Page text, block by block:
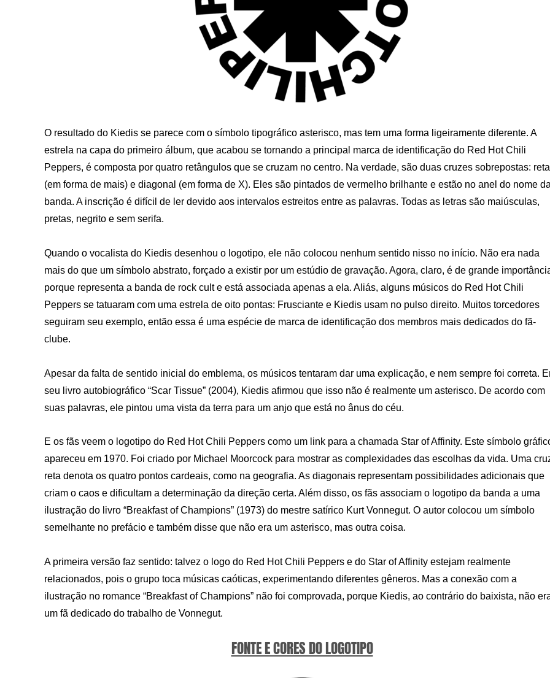
O resultado do Kiedis se parece com o símbolo tipográfico asterisco, mas tem uma forma ligeiramente diferente. A
estrela na capa do primeiro álbum, que acabou se tornando a principal marca de identificação do Red Hot Chili
Peppers, é composta por quatro retângulos que se cruzam no centro. Na verdade, são duas cruzes sobrepostas: reta
(em forma de mais) e diagonal (em forma de X). Eles são pintados de vermelho brilhante e estão no anel do nome
banda. A inscrição é difícil de ler devido aos intervalos estreitos entre as palavras. Todas as letras são maiúsculas,
pretas, negrito e sem serifa.
Quando o vocalista do Kiedis desenhou o logotipo, ele não colocou nenhum sentido nisso no início. Não era nada
mais do que um símbolo abstrato, forçado a existir por um estúdio de gravação. Agora, claro, é de grande
porque representa a banda de rock cult e está associada apenas a ela. Aliás, alguns músicos do Red Hot Chili
Peppers se tatuaram com uma estrela de oito pontas: Frusciante e Kiedis usam no pulso direito. Muitos torcedores
seguiram seu exemplo, então essa é uma espécie de marca de identificação dos membros mais dedicados do fã-
clube.
Apesar da falta de sentido inicial do emblema, os músicos tentaram dar uma explicação, e nem sempre foi correta.
seu livro autobiográfico “Scar Tissue” (2004), Kiedis afirmou que isso não é realmente um asterisco. De acordo com
suas palavras, ele pintou uma vista da terra para um anjo que está no ânus do céu.
E os fãs veem o logotipo do Red Hot Chili Peppers como um link para a chamada Star of Affinity. Este símbolo
apareceu em 1970. Foi criado por Michael Moorcock para mostrar as complexidades das escolhas da vida. Uma
reta denota os quatro pontos cardeais, como na geografia. As diagonais representam possibilidades adicionais que
criam o caos e dificultam a determinação da direção certa. Além disso, os fãs associam o logotipo da banda a uma
ilustração do livro “Breakfast of Champions” (1973) do mestre satírico Kurt Vonnegut. O autor colocou um símbolo
semelhante no prefácio e também disse que não era um asterisco, mas outra coisa.
A primeira versão faz sentido: talvez o logo do Red Hot Chili Peppers e do Star of Affinity estejam realmente
relacionados, pois o grupo toca músicas caóticas, experimentando diferentes gêneros. Mas a conexão com a
ilustração no romance “Breakfast of Champions” não foi comprovada, porque Kiedis, ao contrário do baixista, não
um fã dedicado do trabalho de Vonnegut.
FONTE E CORES DO LOGOTIPO